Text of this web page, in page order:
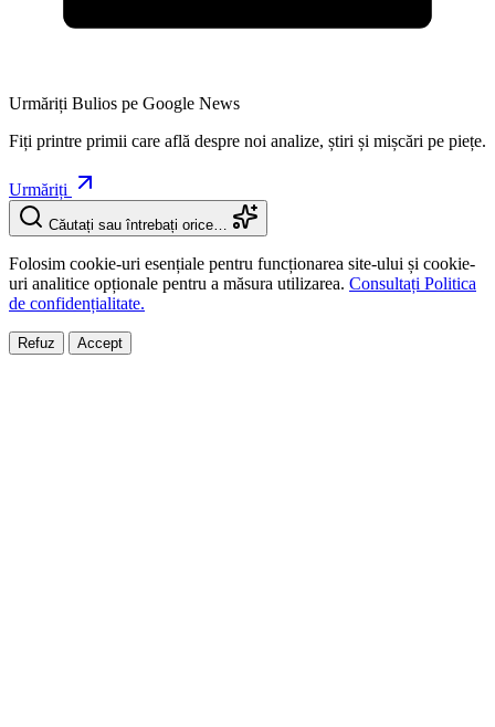
Urmăriți Bulios pe Google News
Fiți printre primii care află despre noi analize, știri și mișcări pe piețe.
Urmăriți
Căutați sau întrebați orice…
Folosim cookie-uri esențiale pentru funcționarea site-ului și cookie-
uri analitice opționale pentru a măsura utilizarea. Consultați Politica
de confidențialitate.
Refuz Accept